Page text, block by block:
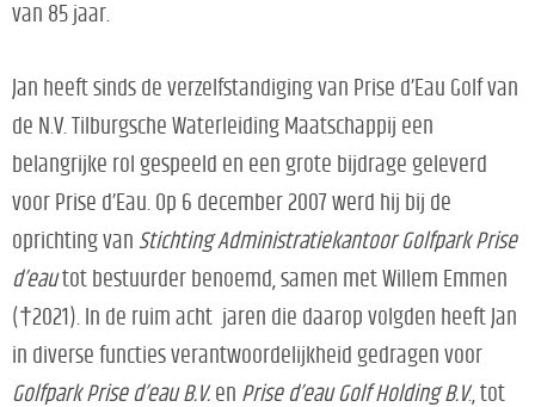
van 85 jaar.
Jan heeft sinds de verzelfstandiging van Prise d’Eau Golf van
de N.V. Tilburgsche Waterleiding Maatschappij een
belangrijke rol gespeeld en een grote bijdrage geleverd
voor Prise d’Eau. Op 6 december 2007 werd hij bij de
oprichting van Stichting Administratiekantoor Golfpark Prise
d’eautot bestuurder benoemd, samen met Willem Emmen
(†2021). In de ruim acht jaren die daarop volgden heeft Jan
in diverse functies verantwoordelijkheid gedragen voor
Golfpark Prise d’eau B.V.en Prise d’eau Golf Holding B.V., tot